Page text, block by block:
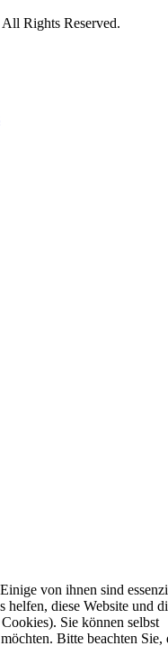
Rights Reserved.
von ihnen sind
helfen, diese Website und
Sie können selbst
Bitte beachten Sie,